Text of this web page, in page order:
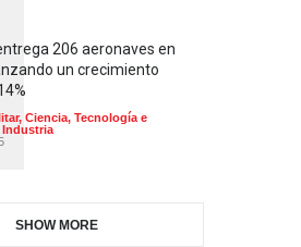
206 aeronaves en
un crecimiento
, Ciencia, Tecnología e
Industria
SHOW MORE